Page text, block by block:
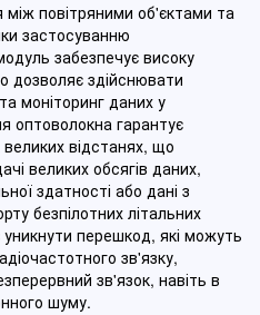
між повітряними об'єктами та
застосуванню
забезпечує високу
дозволяє здійснювати
моніторинг даних у
оптоволокна гарантує
великих відстанях, що
великих обсягів даних,
здатності або дані з
безпілотних літальних
перешкод, які можуть
зв'язку,
зв'язок, навіть в
шуму.